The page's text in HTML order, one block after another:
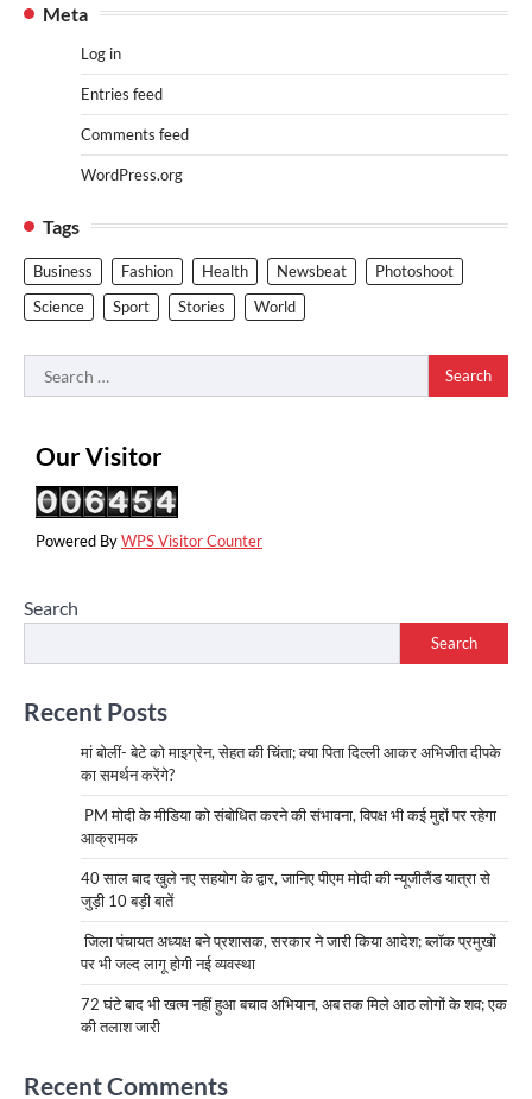
Meta
Log in
Entries feed
Comments feed
WordPress.org
Tags
Business Fashion Health Newsbeat
Photoshoot
Science
Sport Stories World
Search
for:
Our Visitor
Powered ByWPS Visitor Counter
Search
Search
Recent Posts
मां बोलीं- बेटे को माइग्रेन, सेहत की चिंता; क्या पिता दिल्ली आकर अभिजीत दीपके
का समर्थन करेंगे?
PM मोदी के मीडिया को संबोधित करने की संभावना, विपक्ष भी कई मुद्दों पर रहेगा
आक्रामक
40 साल बाद खुले नए सहयोग के द्वार, जानिए पीएम मोदी की न्यूजीलैंड यात्रा से
जुड़ी 10 बड़ी बातें
जिला पंचायत अध्यक्ष बने प्रशासक, सरकार ने जारी किया आदेश; ब्लॉक प्रमुखों
पर भी जल्द लागू होगी नई व्यवस्था
72 घंटे बाद भी खत्म नहीं हुआ बचाव अभियान, अब तक मिले आठ लोगों के शव; एक
की तलाश जारी
Recent Comments